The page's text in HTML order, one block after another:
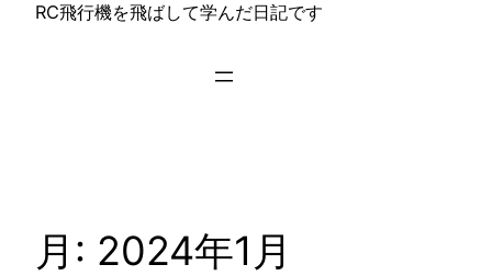
RC飛行機を飛ばして学んだ日記です
月: 2024年1月